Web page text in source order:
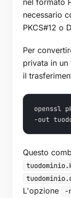
nel formato
necessario
PKCS#12 o
Per
privata in un
il
openssl
-out
Questo
L'opzione
-